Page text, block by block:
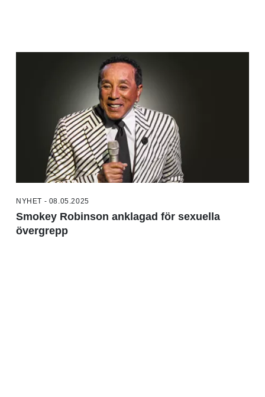
NYHET - 08.05.2025
Smokey Robinson anklagad för sexuella
övergrepp